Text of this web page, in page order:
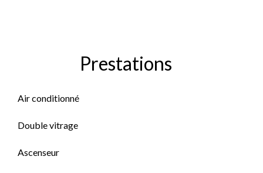
Prestations
Air conditionné
Double vitrage
Ascenseur